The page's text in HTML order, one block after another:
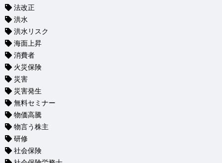
法改正
洪水
洪水リスク
海面上昇
消費者
火災保険
災害
災害発生
無料セミナー
物価高騰
物言う株主
研修
社会保険